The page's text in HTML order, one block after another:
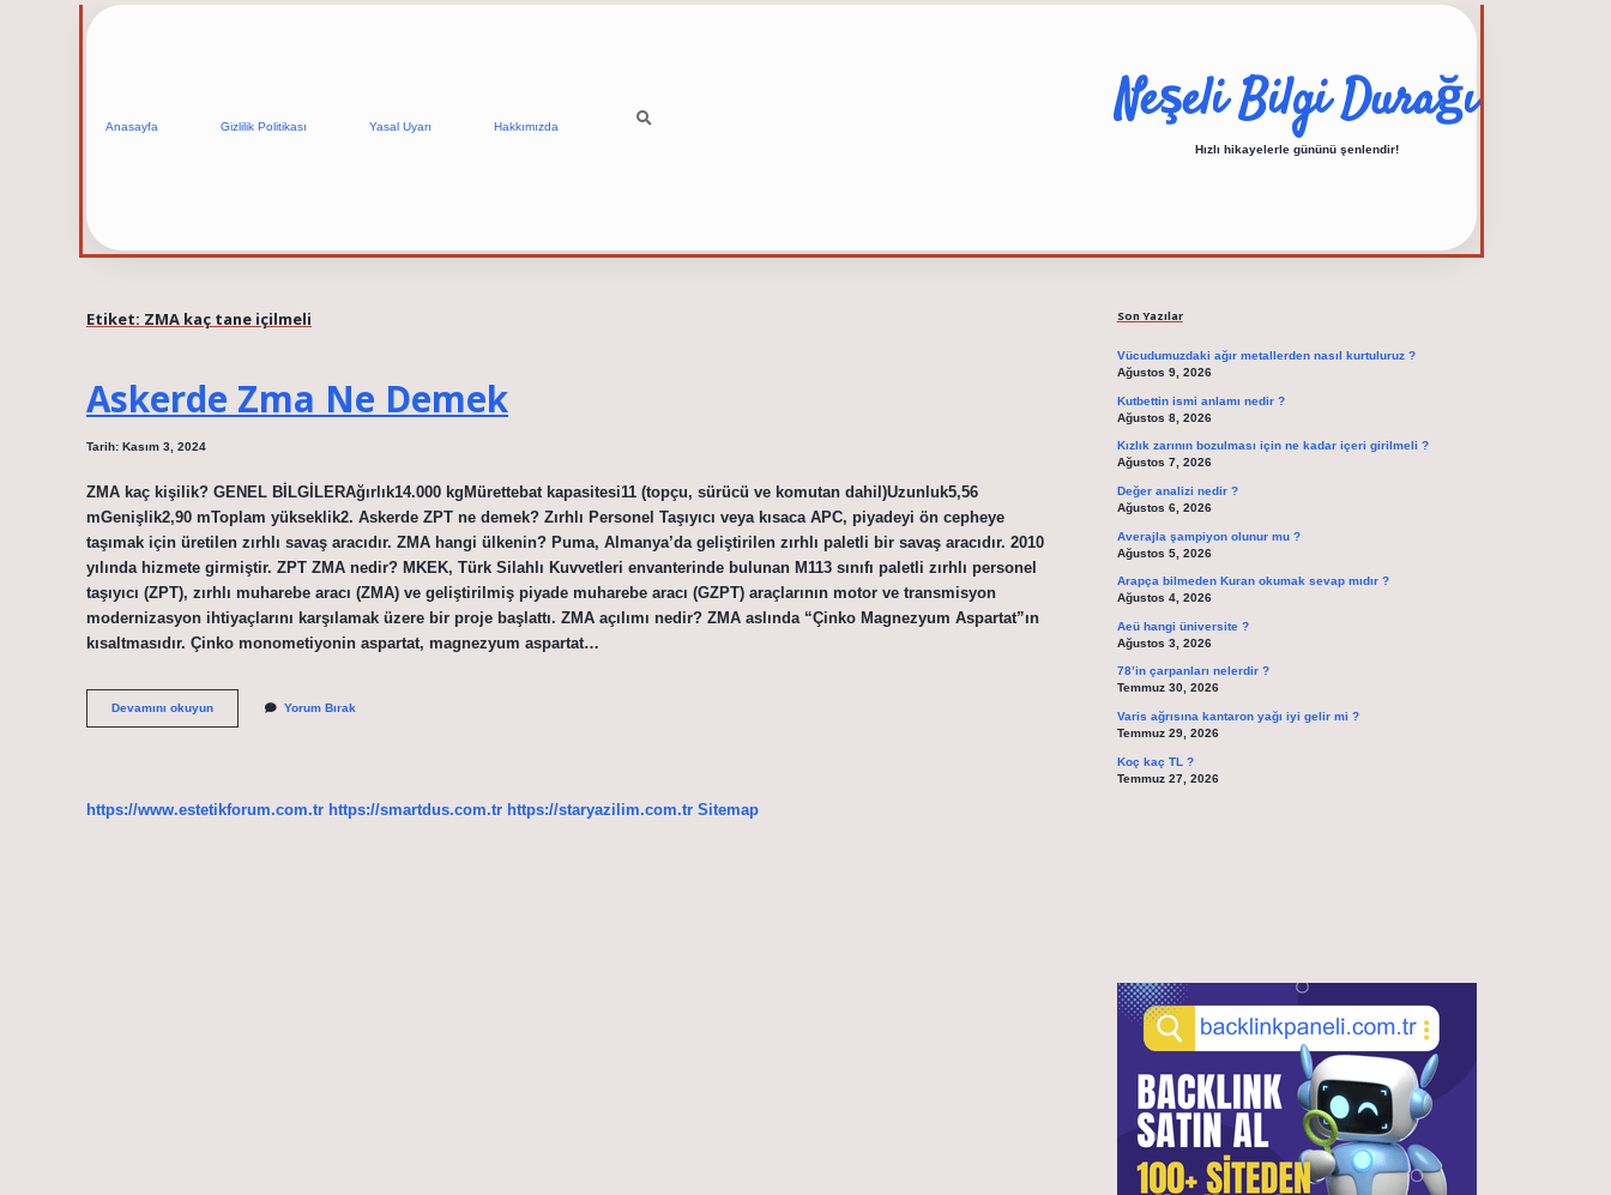
Anasayfa Gizlilik Politikası Yasal Uyarı Hakkımızda Neşeli Bilgi Durağı
Hızlı hikayelerle gününü şenlendir!
Etiket: ZMA kaç tane içilmeli
Askerde Zma Ne Demek
Tarih: Kasım 3, 2024
ZMA kaç kişilik? GENEL BİLGİLERAğırlık14.000 kgMürettebat kapasitesi11 (topçu, sürücü ve komutan dahil)Uzunluk5,56
mGenişlik2,90 mToplam yükseklik2. Askerde ZPT ne demek? Zırhlı Personel Taşıyıcı veya kısaca APC, piyadeyi ön cepheye
taşımak için üretilen zırhlı savaş aracıdır. ZMA hangi ülkenin? Puma, Almanya’da geliştirilen zırhlı paletli bir savaş aracıdır. 2010
yılında hizmete girmiştir. ZPT ZMA nedir? MKEK, Türk Silahlı Kuvvetleri envanterinde bulunan M113 sınıfı paletli zırhlı personel
taşıyıcı (ZPT), zırhlı muharebe aracı (ZMA) ve geliştirilmiş piyade muharebe aracı (GZPT) araçlarının motor ve transmisyon
modernizasyon ihtiyaçlarını karşılamak üzere bir proje başlattı. ZMA açılımı nedir? ZMA aslında “Çinko Magnezyum Aspartat”ın
kısaltmasıdır. Çinko monometiyonin aspartat, magnezyum aspartat…
Devamını okuyunAskerde
Zma
Yorum Bırak
https://www.estetikforum.com.tr https://smartdus.com.tr https://staryazilim.com.tr Sitemap
Son Yazılar
Vücudumuzdaki ağır metallerden nasıl kurtuluruz ?
Ağustos 9, 2026
Kutbettin ismi anlamı nedir ?
Ağustos 8, 2026
Kızlık zarının bozulması için ne kadar içeri girilmeli ?
Ağustos 7, 2026
Değer analizi nedir ?
Ağustos 6, 2026
Averajla şampiyon olunur mu ?
Ağustos 5, 2026
Arapça bilmeden Kuran okumak sevap mıdır ?
Ağustos 4, 2026
Aeü hangi üniversite ?
Ağustos 3, 2026
78’in çarpanları nelerdir ?
Temmuz 30, 2026
Varis ağrısına kantaron yağı iyi gelir mi ?
Temmuz 29, 2026
Koç kaç TL ?
Temmuz 27, 2026
elexbet güncel